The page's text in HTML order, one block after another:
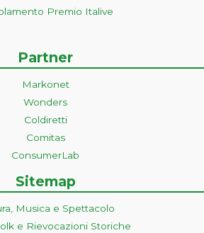
Premio Italive
Partner
Markonet
Wonders
Coldiretti
Comitas
ConsumerLab
Sitemap
Musica e Spettacolo
e Rievocazioni Storiche